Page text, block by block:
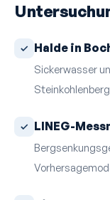
Halde in
Sickerwasser
LINEG-